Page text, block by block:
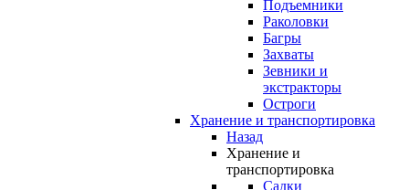
Подъемники
Раколовки
Багры
Захваты
Зевники и
экстракторы
Остроги
Хранение и транспортировка
Назад
Хранение и
транспортировка
Садки